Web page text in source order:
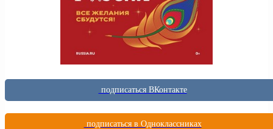
подписаться ВКонтакте
подписаться в Одноклассниках